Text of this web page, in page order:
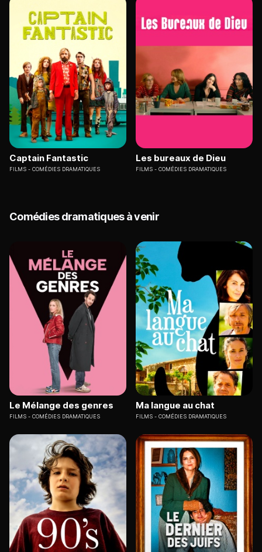
Captain Fantastic
FILMS COMÉDIES DRAMATIQUES
Les bureaux de Dieu
FILMS COMÉDIES DRAMATIQUES
Comédies dramatiques à venir
Le Mélange des genres
FILMS COMÉDIES DRAMATIQUES
Ma langue au chat
FILMS COMÉDIES DRAMATIQUES